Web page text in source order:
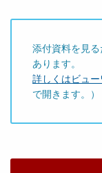
添付資料を見
あります。
詳しくはビュー
で開きます。）